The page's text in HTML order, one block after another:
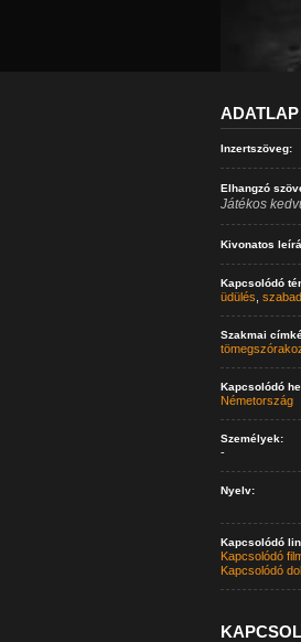
ADATLAP
Inzertszöveg:
Elhangzó
Játékos
Kivonatos
Kapcsolódó
üdülés
Szakmai
Kapcsolódó
Németország
Személyek:
-
Nyelv:
Kapcsolódó
Kapcsolódó
Kapcsolódó